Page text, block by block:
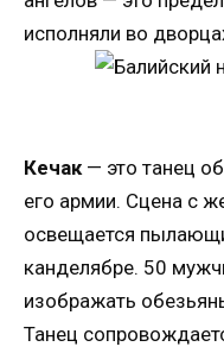
исполняли во
Кечак — это танец
его армии. Сцена с
освещается
канделябре. 50
изображать
Танец